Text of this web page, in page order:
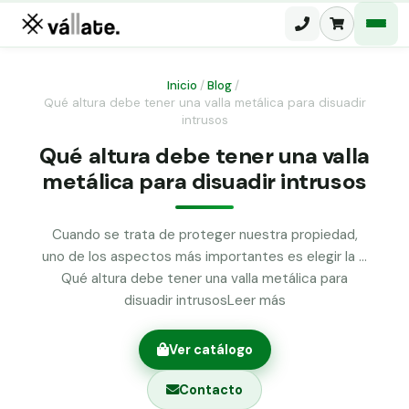
Malla electrosoldada
Malla ganadera
Malla simple torsión
Malla triple torsión
Panel malla H.
Puerta abatible dos hojas
Poste malla Hércules
Poste malla simple torsión
Alambre de espino galvanizado
Alambre liso galvanizado
Malla ocultación 70 g/m² verde
Abrazadera PVC malla H.
Inicio /Blog /
Qué altura debe tener una valla metálica para disuadir
intrusos
Qué altura debe tener una valla
metálica para disuadir intrusos
Cuando se trata de proteger nuestra propiedad,
uno de los aspectos más importantes es elegir la …
Qué altura debe tener una valla metálica para
disuadir intrusosLeer más
Ver catálogo
Contacto